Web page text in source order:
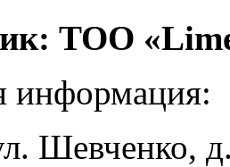
ТОО
Шевченко,